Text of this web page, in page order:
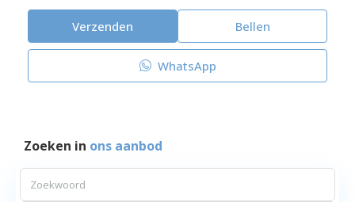
Verzenden Bellen
WhatsApp
Zoeken in ons aanbod